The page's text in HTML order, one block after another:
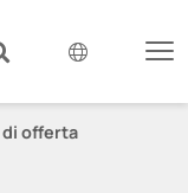
offerta